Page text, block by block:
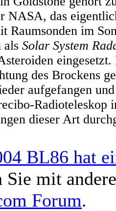
NASA, das
Raumsonden im
als Solar System
des Brockens
aufgefangen
Radioteleskop
dieser Art
BL86 hat
Sie mit
Forum.